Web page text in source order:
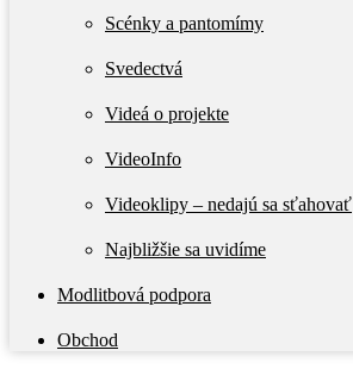
Scénky a pantomímy
Svedectvá
Videá o projekte
VideoInfo
Videoklipy – nedajú sa sťahovať
Najbližšie sa uvidíme
Modlitbová podpora
Obchod